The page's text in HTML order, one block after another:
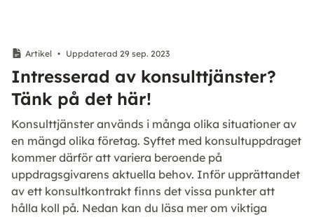
Artikel • Uppdaterad 29 sep. 2023
Intresserad av konsulttjänster?
Tänk på det här!
Konsulttjänster används i många olika situationer av
en mängd olika företag. Syftet med konsultuppdraget
kommer därför att variera beroende på
uppdragsgivarens aktuella behov. Inför upprättandet
av ett konsultkontrakt finns det vissa punkter att
hålla koll på. Nedan kan du läsa mer om viktiga